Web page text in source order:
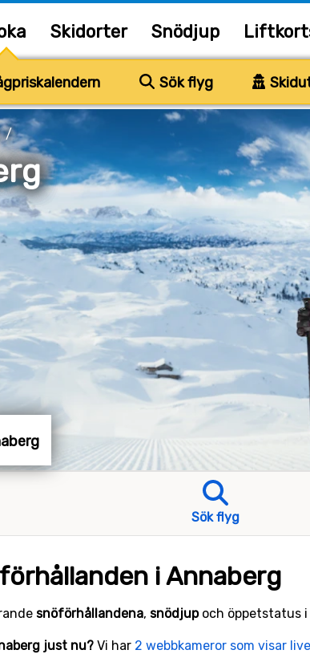
Skidorter Snödjup
Sök flyg
/
Sök flyg
i Annaberg
snöförhållandena, snödjupoch öppetstatus i
just nu? Vi har 2 webbkameror som visar